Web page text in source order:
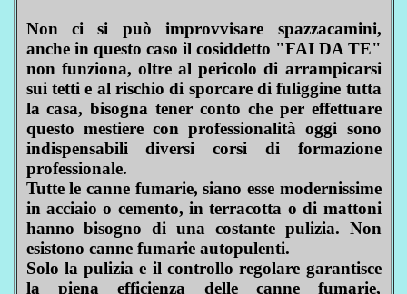
Non ci si può improvvisare spazzacamini,
anche in questo caso il cosiddetto "FAI DA TE"
non funziona, oltre al pericolo di arrampicarsi
sui tetti e al rischio di sporcare di fuliggine tutta
la casa, bisogna tener conto che per effettuare
questo mestiere con professionalità oggi sono
indispensabili diversi corsi di formazione
professionale.
Tutte le canne fumarie, siano esse modernissime
in acciaio o cemento, in terracotta o di mattoni
hanno bisogno di una costante pulizia. Non
esistono canne fumarie autopulenti.
Solo la pulizia e il controllo regolare garantisce
la piena efficienza delle canne fumarie,